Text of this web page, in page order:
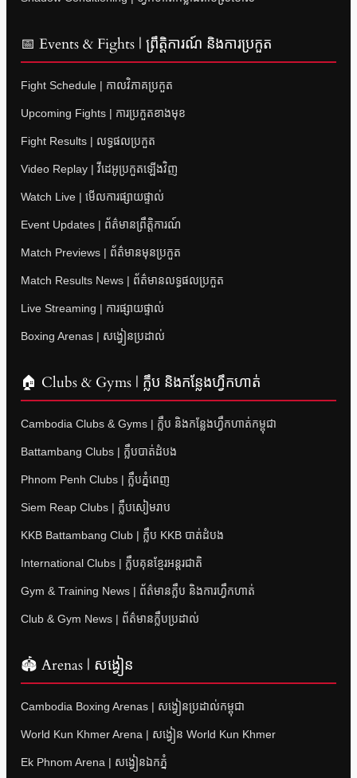
📅 Events & Fights | ព្រឹត្តិការណ៍ និងការប្រកួត
Fight Schedule | កាលវិភាគប្រកួត
Upcoming Fights | ការប្រកួតខាងមុខ
Fight Results | លទ្ធផលប្រកួត
Video Replay | វីដេអូប្រកួតឡើងវិញ
Watch Live | មើលការផ្សាយផ្ទាល់
Event Updates | ព័ត៌មានព្រឹត្តិការណ៍
Match Previews | ព័ត៌មានមុនប្រកួត
Match Results News | ព័ត៌មានលទ្ធផលប្រកួត
Live Streaming | ការផ្សាយផ្ទាល់
Boxing Arenas | សង្វៀនប្រដាល់
🏠 Clubs & Gyms | ក្លឹប និងកន្លែងហ្វឹកហាត់
Cambodia Clubs & Gyms | ក្លឹប និងកន្លែងហ្វឹកហាត់កម្ពុជា
Battambang Clubs | ក្លឹបបាត់ដំបង
Phnom Penh Clubs | ក្លឹបភ្នំពេញ
Siem Reap Clubs | ក្លឹបសៀមរាប
KKB Battambang Club | ក្លឹប KKB បាត់ដំបង
International Clubs | ក្លឹបគុនខ្មែរអន្តរជាតិ
Gym & Training News | ព័ត៌មានក្លឹប និងការហ្វឹកហាត់
Club & Gym News | ព័ត៌មានក្លឹបប្រដាល់
🏟 Arenas | សង្វៀន
Cambodia Boxing Arenas | សង្វៀនប្រដាល់កម្ពុជា
World Kun Khmer Arena | សង្វៀន World Kun Khmer
Ek Phnom Arena | សង្វៀនឯកភ្នំ